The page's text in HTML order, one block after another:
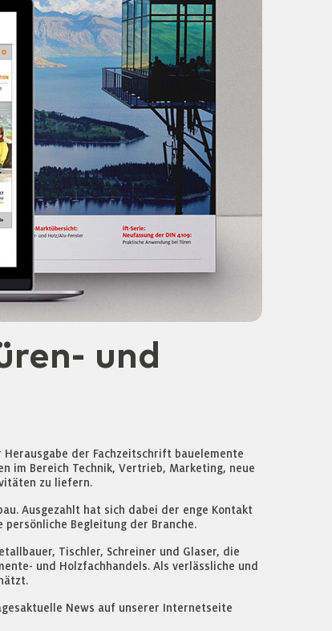
und
der Fachzeitschrift bauelemente
im Bereich Technik, Vertrieb, Marketing, neue
zu liefern.
Ausgezahlt hat sich dabei der enge Kontakt
Begleitung der Branche.
Tischler, Schreiner und Glaser, die
und Holzfachhandels. Als verlässliche und
News auf unserer Internetseite